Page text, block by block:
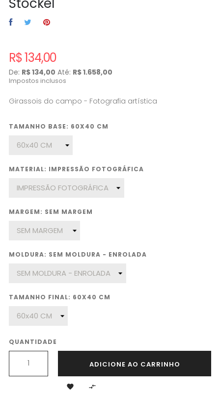
R$ 134,00
De: R$ 134,00 Até: R$ 1.658,00
Impostos inclusos
Girassois do campo - Fotografia artística
TAMANHO BASE: 60X40 CM
MATERIAL: IMPRESSÃO FOTOGRÁFICA
MARGEM: SEM MARGEM
MOLDURA: SEM MOLDURA - ENROLADA
TAMANHO FINAL: 60X40 CM
QUANTIDADE
ADICIONE AO CARRINHO
 